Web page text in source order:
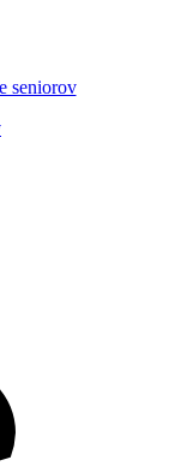
seniorov